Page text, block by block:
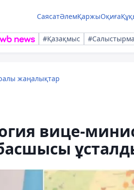
СаясатӘлемҚаржыОқиға
#Қазақмыс
жаңалықтар
вице-